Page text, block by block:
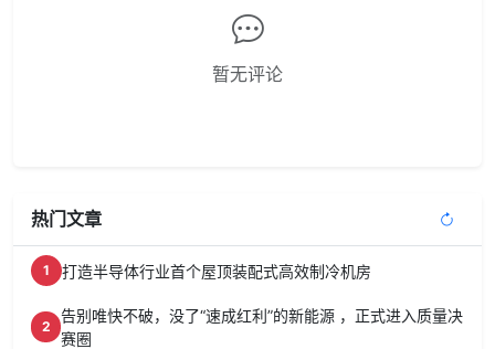
暂无评论
热门文章
1 打造半导体行业首个屋顶装配式高效制冷机房
2
告别唯快不破，没了“速成红利”的新能源 ，正式进入质量决
赛圈